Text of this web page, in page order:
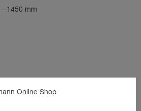
- 1450 mm
Online Shop